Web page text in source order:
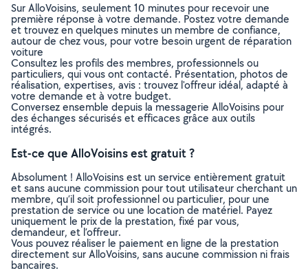
Sur AlloVoisins, seulement 10 minutes pour recevoir une
première réponse à votre demande. Postez votre demande
et trouvez en quelques minutes un membre de confiance,
autour de chez vous, pour votre besoin urgent de réparation
voiture
Consultez les profils des membres, professionnels ou
particuliers, qui vous ont contacté. Présentation, photos de
réalisation, expertises, avis : trouvez l'offreur idéal, adapté à
votre demande et à votre budget.
Conversez ensemble depuis la messagerie AlloVoisins pour
des échanges sécurisés et efficaces grâce aux outils
intégrés.
Est-ce que AlloVoisins est gratuit ?
Absolument ! AlloVoisins est un service entièrement gratuit
et sans aucune commission pour tout utilisateur cherchant un
membre, qu’il soit professionnel ou particulier, pour une
prestation de service ou une location de matériel. Payez
uniquement le prix de la prestation, fixé par vous,
demandeur, et l’offreur.
Vous pouvez réaliser le paiement en ligne de la prestation
directement sur AlloVoisins, sans aucune commission ni frais
bancaires.